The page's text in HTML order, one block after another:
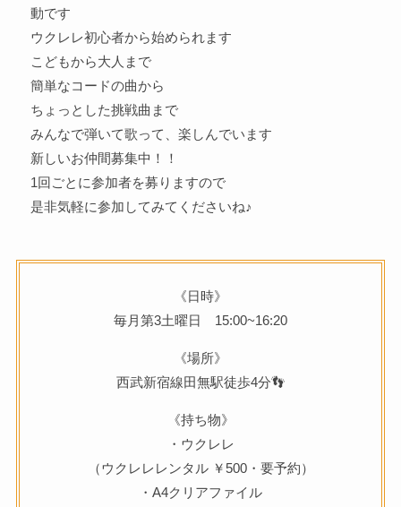
動です
ウクレレ初心者から始められます
こどもから大人まで
簡単なコードの曲から
ちょっとした挑戦曲まで
みんなで弾いて歌って、楽しんでいます
新しいお仲間募集中！！
1回ごとに参加者を募りますので
是非気軽に参加してみてくださいね♪
《日時》
毎月第3土曜日 15:00~16:20
《場所》
西武新宿線田無駅徒歩4分👣
《持ち物》
・ウクレレ
（ウクレレレンタル ￥500・要予約）
・A4クリアファイル